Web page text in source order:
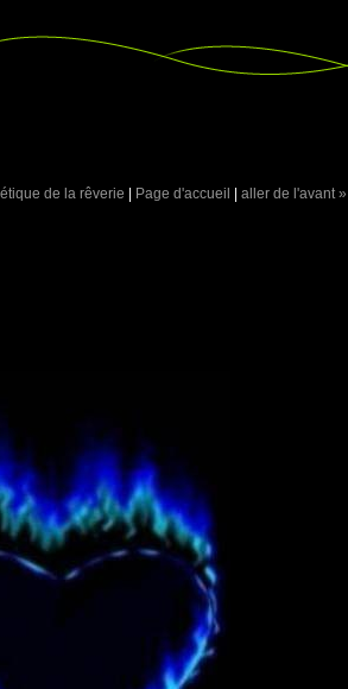
de la rêverie | Page d'accueil | aller de l'avant »